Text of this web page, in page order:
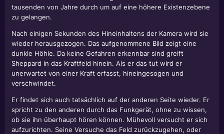
tausenden von Jahre durch um auf eine höhere Existenzebene
zu gelangen.
Nach einigen Sekunden des Hineinhaltens der Kamera wird sie
wieder herausgezogen. Das aufgenommene Bild zeigt eine
dunkle Höhle. Da keine Gefahren erkennbar sind greift
Sheppard in das Kraftfeld hinein. Als er das tut wird er
unerwartet von einer Kraft erfasst, hineingesogen und
verschwindet.
Er findet sich auch tatsächlich auf der anderen Seite wieder. Er
spricht zu den anderen durch das Funkgerät, ohne zu wissen,
ob sie ihn überhaupt hören können. Mühevoll versucht er sich
aufzurichten. Seine Versuche das Feld zurückzugehen, oder